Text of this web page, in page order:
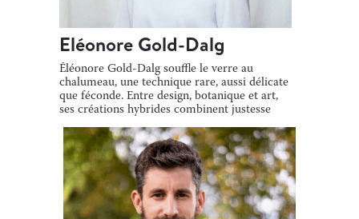
Eléonore Gold-Dalg
Éléonore Gold-Dalg souffle le verre au
chalumeau, une technique rare, aussi délicate
que féconde. Entre design, botanique et art,
ses créations hybrides combinent justesse